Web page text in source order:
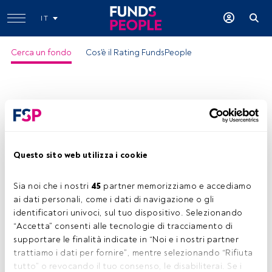
Questo sito web utilizza i cookie
Sia noi che i nostri 45 partner memorizziamo e accediamo
ai dati personali, come i dati di navigazione o gli
identificatori univoci, sul tuo dispositivo. Selezionando
“Accetta” consenti alle tecnologie di tracciamento di
supportare le finalità indicate in “Noi e i nostri partner
trattiamo i dati per fornire”, mentre selezionando “Rifiuta
tutto” o revocando il tuo consenso, le disabiliterai. Se i
IT
Cerca un fondo Cos'è il Rating FundsPeople